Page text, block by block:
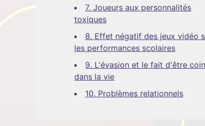
7. Joueurs aux personnalités
toxiques
8. Effet négatif des jeux vidéo
les performances scolaires
9. L'évasion et le fait d'être
dans la vie
10. Problèmes relationnels